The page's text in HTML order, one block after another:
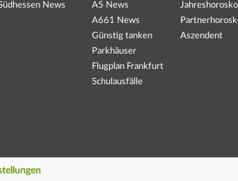
News
A5 News
A661 News
Günstig tanken
Parkhäuser
Flugplan Frankfurt
Schulausfälle
Aszendent